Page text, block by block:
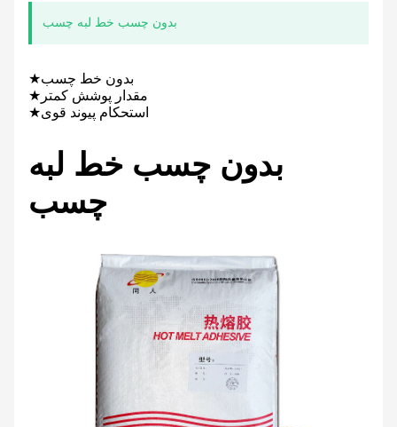
بدون چسب خط لبه چسب
★بدون خط چسب
★مقدار پوشش کمتر
★استحکام پیوند قوی
بدون چسب خط لبه
چسب